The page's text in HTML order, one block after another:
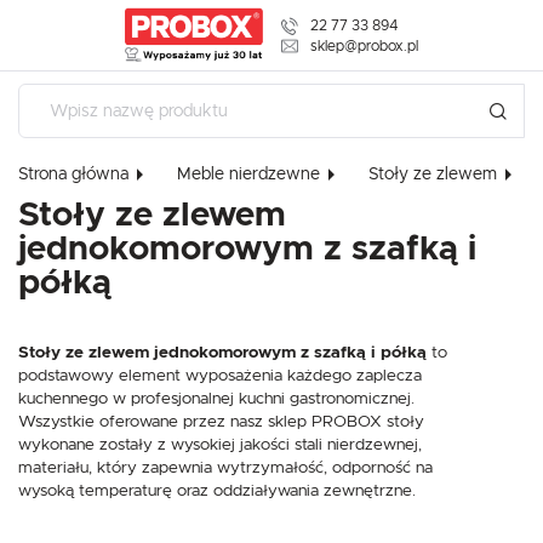
22 77 33 894
sklep@probox.pl
Strona główna Meble nierdzewne Stoły ze zlewem
Stoły ze zlewem
jednokomorowym z szafką i
półką
Stoły ze zlewem jednokomorowym z szafką i półką to
podstawowy element wyposażenia każdego zaplecza
kuchennego w profesjonalnej kuchni gastronomicznej.
Wszystkie oferowane przez nasz sklep PROBOX stoły
wykonane zostały z wysokiej jakości stali nierdzewnej,
materiału, który zapewnia wytrzymałość, odporność na
wysoką temperaturę oraz oddziaływania zewnętrzne.
USTAWIENIA
Szanujemy Twoją prywatność. Możesz zmienić ustawienia cookies
W dowolnym momencie możesz dokonać zmiany swoich ustawień.
Niezbędne
korzystanie z oferowanych przez nas usług.
USTAWIENIA REGIONALNE
Lokalizacja
Polska
polski
Waluta
Polski złoty (PLN)
ZAPISZ